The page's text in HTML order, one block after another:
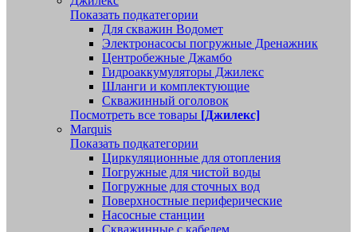
Показать подкатегории
Для скважин Водомет
Электронасосы погружные Дренажник
Центробежные Джамбо
Гидроаккумуляторы Джилекс
Шланги и комплектующие
Скважинный оголовок
Посмотреть все товары [Джилекс]
Marquis
Показать подкатегории
Циркуляционные для отопления
Погружные для чистой воды
Погружные для сточных вод
Поверхностные периферические
Насосные станции
Скважинные с кабелем